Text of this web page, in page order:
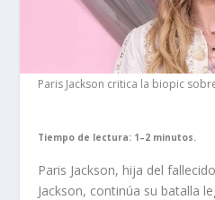
Paris Jackson critica la biopic
Tiempo de lectura: 1–2 minutos.
Paris Jackson, hija del
Jackson, continúa su batalla